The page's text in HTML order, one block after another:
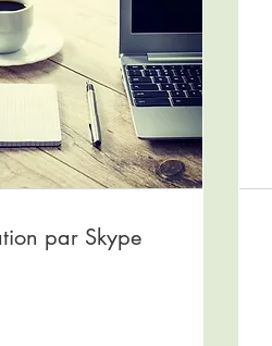
par Skype